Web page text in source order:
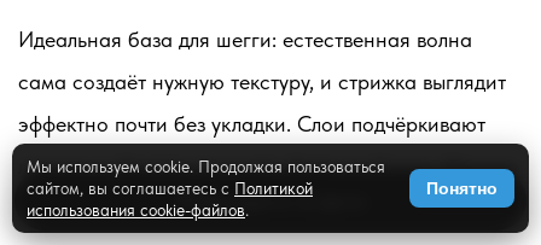
Идеальная база для шегги: естественная волна
сама создаёт нужную текстуру, и стрижка выглядит
эффектно почти без укладки. Слои подчёркивают
локоны и убирают лишний объём по бокам. Многие
кудрявые девушки выбирают шегги именно за то,
✨Примерить на фото
Мы используем cookie. Продолжая пользоваться
сайтом, вы соглашаетесь с Политикой
использования cookie-файлов.
Понятно